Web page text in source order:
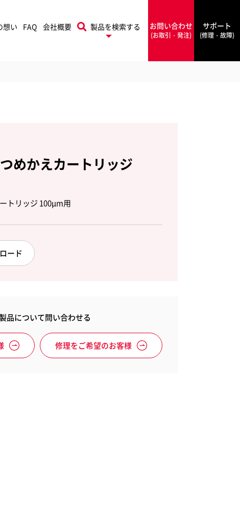
フォルダー
PowerA
想い FAQ 会社概要 製品を検索する お問い合わせ
(お取引・発注)
サポート
(修理・故障)
めかえカートリッジ
トリッジ 100μm用
ード
品について問い合わせる
修理をご希望のお客様